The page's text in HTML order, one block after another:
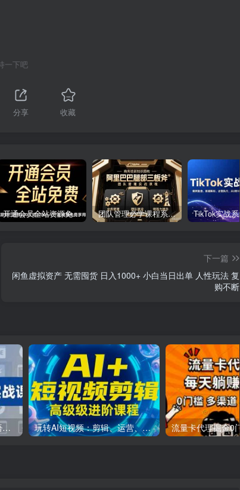
一下吧
分享 收藏
开通会员全站资源免费下载 开通VIP会员 HY资源库 团队管理必学课程系列，阿里巴巴“腿部三板斧”
下一篇
闲鱼虚拟资产 无需囤货 日入1000+ 小白当日出单 人性玩法 复
购不断
C++零基础实战课，夯实C语言基础、贯穿游戏项目、掌握开发思维，学成可挑战月薪15K+岗位 玩转AI短视频：剪辑、运营、直播一站式教学，轻松打造流量神话